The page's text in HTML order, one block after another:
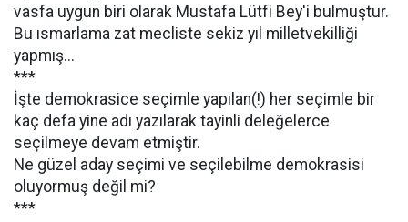
vasfa uygun biri olarak Mustafa Lütfi Bey'i bulmuştur.
Bu ısmarlama zat mecliste sekiz yıl milletvekilliği
yapmış...
***
İşte demokrasice seçimle yapılan(!) her seçimle bir
kaç defa yine adı yazılarak tayinli deleğelerce
seçilmeye devam etmiştir.
Ne güzel aday seçimi ve seçilebilme demokrasisi
oluyormuş değil mi?
***